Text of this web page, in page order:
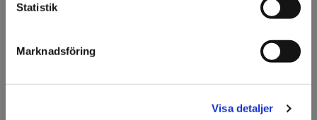
Statistik
Marknadsföring
Visa detaljer
Fråga om produkt
Om tillverkaren